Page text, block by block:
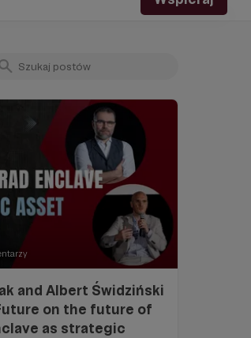
and Albert Świdziński
on the future of
as strategic